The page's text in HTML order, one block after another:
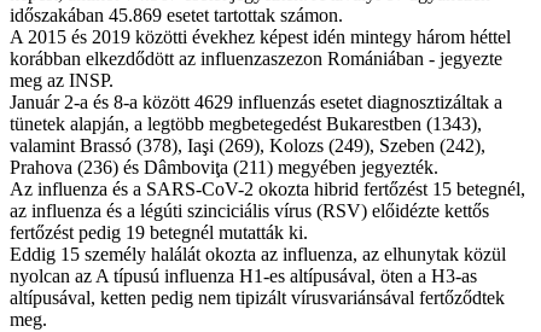
időszakában 45.869 esetet tartottak számon.
A 2015 és 2019 közötti évekhez képest idén mintegy három héttel
korábban elkezdődött az influenzaszezon Romániában - jegyezte
meg az INSP.
Január 2-a és 8-a között 4629 influenzás esetet diagnosztizáltak a
tünetek alapján, a legtöbb megbetegedést Bukarestben (1343),
valamint Brassó (378), Iaşi (269), Kolozs (249), Szeben (242),
Prahova (236) és Dâmboviţa (211) megyében jegyezték.
Az influenza és a SARS-CoV-2 okozta hibrid fertőzést 15 betegnél,
az influenza és a légúti szinciciális vírus (RSV) előidézte kettős
fertőzést pedig 19 betegnél mutatták ki.
Eddig 15 személy halálát okozta az influenza, az elhunytak közül
nyolcan az A típusú influenza H1-es altípusával, öten a H3-as
altípusával, ketten pedig nem tipizált vírusvariánsával fertőződtek
meg.